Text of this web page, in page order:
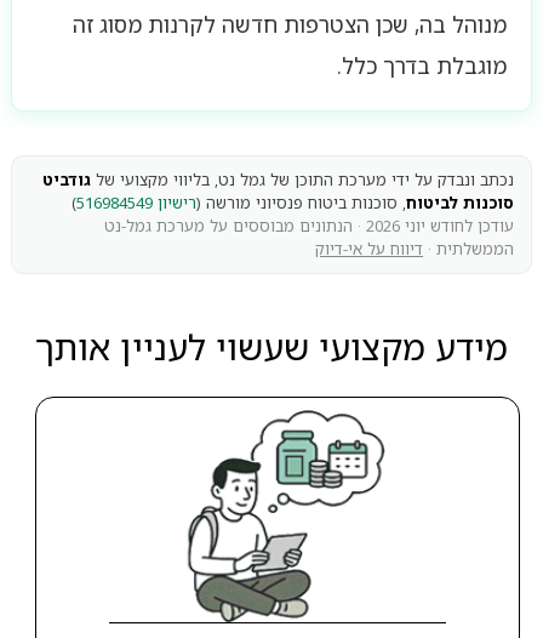
מנוהל בה, שכן הצטרפות חדשה לקרנות מסוג זה
מוגבלת בדרך כלל.
נכתב ונבדק על ידי מערכת התוכן של גמל נט, בליווי מקצועי של גודביט
סוכנות לביטוח, סוכנות ביטוח פנסיוני מורשה (רישיון 516984549
)
עודכן לחודש יוני 2026 · הנתונים מבוססים על מערכת גמל-נט
הממשלתית · דיווח על אי-דיוק
מידע מקצועי שעשוי לעניין אותך